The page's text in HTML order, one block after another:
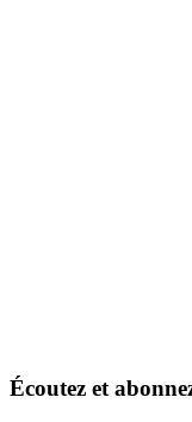
Écoutez et